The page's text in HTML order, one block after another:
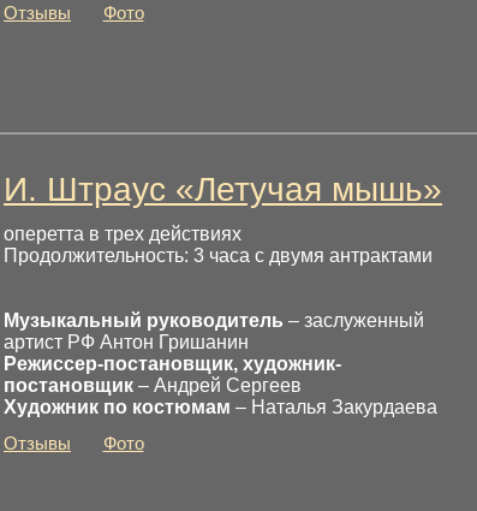
Отзывы
Фото
И. Штраус «Летучая мышь»
оперетта в трех действиях
Продолжительность: 3 часа с двумя антрактами
Музыкальный руководитель – заслуженный
артист РФ Антон Гришанин
Режиссер-постановщик, художник-
постановщик – Андрей Сергеев
Художник по костюмам – Наталья Закурдаева
Отзывы
Фото